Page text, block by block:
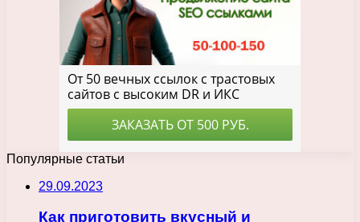
Популярные статьи
29.09.2023
Как приготовить вкусный и